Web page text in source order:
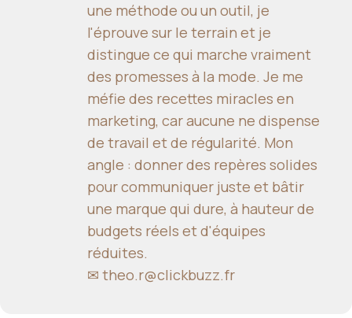
une méthode ou un outil, je
l'éprouve sur le terrain et je
distingue ce qui marche vraiment
des promesses à la mode. Je me
méfie des recettes miracles en
marketing, car aucune ne dispense
de travail et de régularité. Mon
angle : donner des repères solides
pour communiquer juste et bâtir
une marque qui dure, à hauteur de
budgets réels et d'équipes
réduites.
✉ theo.r@clickbuzz.fr